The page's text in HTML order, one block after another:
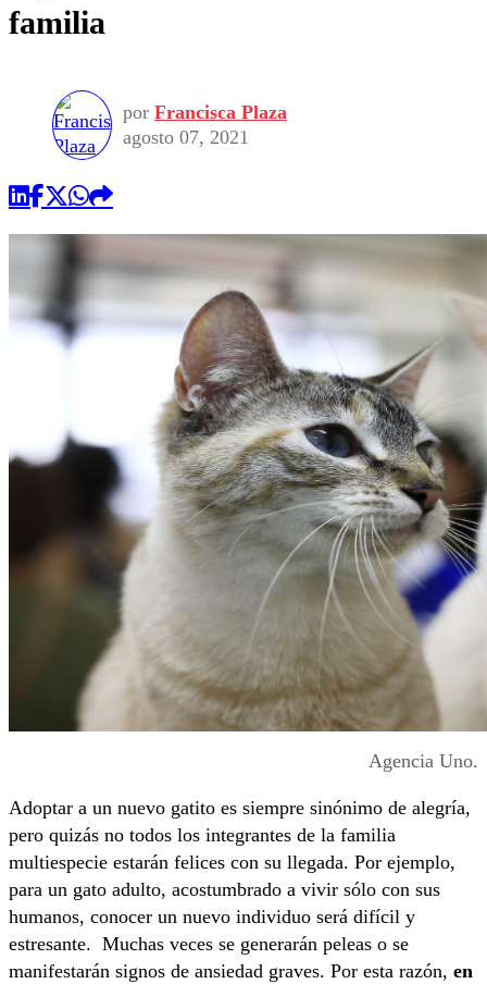
familia
por Francisca Plaza
agosto 07, 2021
Agencia Uno.
Adoptar a un nuevo gatito es siempre sinónimo de alegría,
pero quizás no todos los integrantes de la familia
multiespecie estarán felices con su llegada. Por ejemplo,
para un gato adulto, acostumbrado a vivir sólo con sus
humanos, conocer un nuevo individuo será difícil y
estresante. Muchas veces se generarán peleas o se
manifestarán signos de ansiedad graves. Por esta razón, en